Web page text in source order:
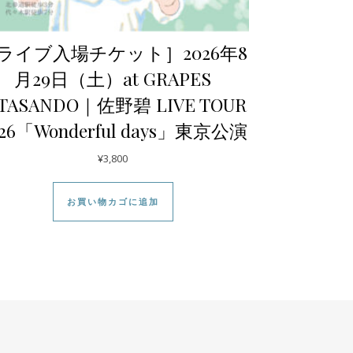
ライブ入場チケット］2026年8
月29日（土）at GRAPES
｜佐野碧 LIVE TOUR
「Wonderful days」東京公演
¥3,800
お買い物カゴに追加